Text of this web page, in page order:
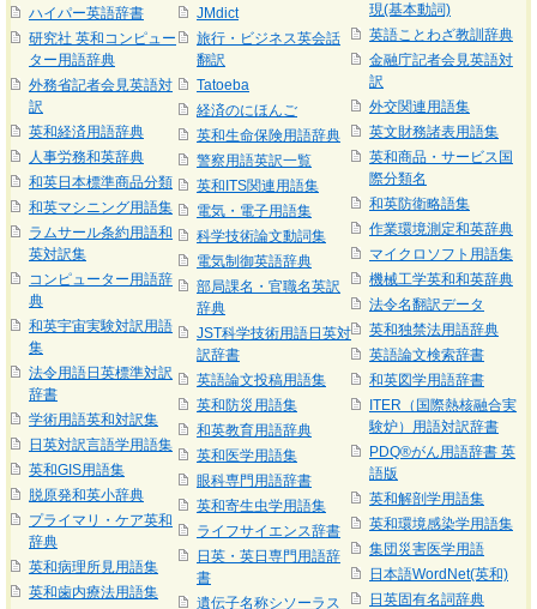
ハイパー英語辞書
研究社 英和コンピュー
ター用語辞典
外務省記者会見英語対
訳
英和経済用語辞典
人事労務和英辞典
和英日本標準商品分類
和英マシニング用語集
ラムサール条約用語和
英対訳集
コンピューター用語辞
典
和英宇宙実験対訳用語
集
法令用語日英標準対訳
辞書
学術用語英和対訳集
日英対訳言語学用語集
英和GIS用語集
脱原発和英小辞典
プライマリ・ケア英和
辞典
英和病理所見用語集
英和歯内療法用語集
JMdict
旅行・ビジネス英会話
翻訳
Tatoeba
経済のにほんご
英和生命保険用語辞典
警察用語英訳一覧
英和ITS関連用語集
電気・電子用語集
科学技術論文動詞集
電気制御英語辞典
部局課名・官職名英訳
辞典
JST科学技術用語日英対
訳辞書
英語論文投稿用語集
英和防災用語集
和英教育用語辞典
英和医学用語集
眼科専門用語辞書
英和寄生虫学用語集
ライフサイエンス辞書
日英・英日専門用語辞
書
遺伝子名称シソーラス
現(基本動詞)
英語ことわざ教訓辞典
金融庁記者会見英語対
訳
外交関連用語集
英文財務諸表用語集
英和商品・サービス国
際分類名
和英防衛略語集
作業環境測定和英辞典
マイクロソフト用語集
機械工学英和和英辞典
法令名翻訳データ
英和独禁法用語辞典
英語論文検索辞書
和英図学用語辞書
ITER（国際熱核融合実
験炉）用語対訳辞書
PDQ®がん用語辞書 英
語版
英和解剖学用語集
英和環境感染学用語集
集団災害医学用語
日本語WordNet(英和)
日英固有名詞辞典